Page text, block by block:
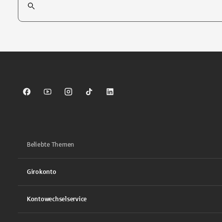
Sparkasse auf Facebook
Sparkasse auf Youtube
Sparkasse auf Instagram
Sparkasse auf TikTok
Sparkasse auf LinkedIn
Beliebte Themen
Girokonto
Kontowechselservice